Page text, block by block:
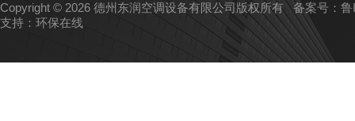
Copyright © 2026 德州东润空调设备有限公司版权所有备案号：
支持： 环保在线